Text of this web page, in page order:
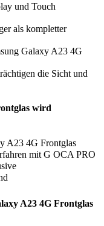
und Touch
als kompletter
Galaxy A23 4G
die Sicht und
wird
A23 4G Frontglas
mit G OCA PRO
A23 4G Frontglas